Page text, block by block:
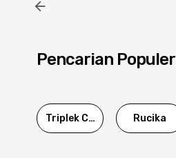
Pencarian Populer
Triplek Cor Rucika